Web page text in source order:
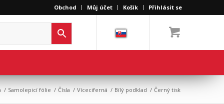
Obchod Můj účet Košík Přihlásit se
/ Samolepicí fólie / Čísla / Víceciferná / Bílý podklad / Černý tisk